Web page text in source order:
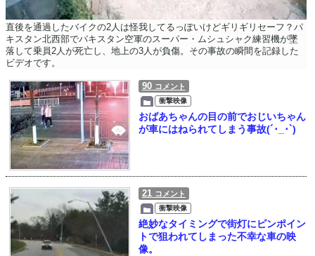
直後を通過したバイクの2人は怪我してるっぽいけどギリギリセーフ？パ
キスタン北西部でパキスタン空軍のスーパー・ムシュシャク練習機が墜
落して乗員2人が死亡し、地上の3人が負傷。その事故の瞬間を記録した
ビデオです。
90 コメント
衝撃映像
おばあちゃんの目の前でおじいちゃん
が車にはねられてしまう事故(´･_･`)
21 コメント
衝撃映像
絶妙なタイミングで街灯にピンポイン
トで狙われてしまった不幸な車の映
像。